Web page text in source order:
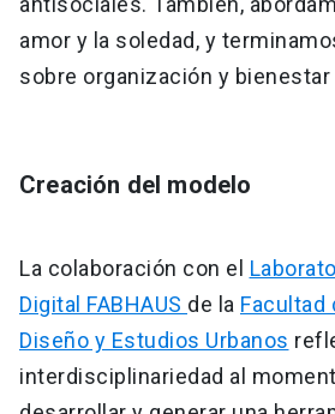
amor y la soledad, y
sobre organización y bienestar
Creación del modelo
La colaboración con el
Digital FABHAUS de la Facultad
Diseño y Estudios Urbanos
interdisciplinariedad al